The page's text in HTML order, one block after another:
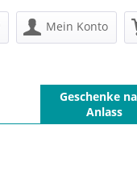
Mein Konto
Geschenke
Anlass